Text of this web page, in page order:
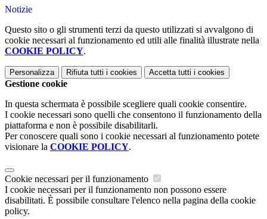
Notizie
Questo sito o gli strumenti terzi da questo utilizzati si avvalgono di
cookie necessari al funzionamento ed utili alle finalità illustrate nella
COOKIE POLICY.
Personalizza Rifiuta tutti i cookies Accetta tutti i cookies
Gestione cookie
In questa schermata è possibile scegliere quali cookie consentire.
I cookie necessari sono quelli che consentono il funzionamento della
piattaforma e non è possibile disabilitarli.
Per conoscere quali sono i cookie necessari al funzionamento potete
visionare la COOKIE POLICY.
Cookie necessari per il funzionamento
I cookie necessari per il funzionamento non possono essere
disabilitati. È possibile consultare l'elenco nella pagina della cookie
policy.